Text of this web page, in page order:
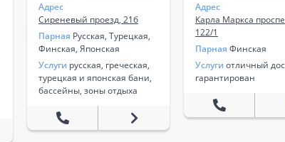
Адрес
Сиреневый проезд, 21б
Парная Русская, Турецкая,
Финская, Японская
Услуги русская, греческая,
турецкая и японская бани,
бассейны, зоны отдыха
Адрес
Карла Маркса
122/1
Парная Финская
Услуги отличный
гарантирован